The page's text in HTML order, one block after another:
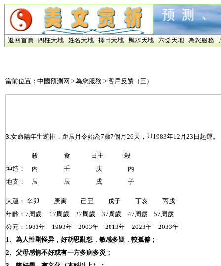
返回首頁 四柱天地 姓名天地 擇日天地 風水天地 六爻天地 為您服務
當前位置： 中國預測网 > 為您服務 > 客戶反饋（三）
3.女命陽年生逆排，距辰月令始為7歲7個月26天，即1983年12月23日起運。
殺 食 日主 殺
坤造： 丙 壬 庚 丙
地支： 辰 辰 戌 子
大運： 辛卯 庚寅 己丑 戊子 丁亥 丙戌
年齡：7周歲 17周歲 27周歲 37周歲 47周歲 57周歲
公元：1983年 1993年 2003年 2013年 2023年 2033年
1、為人性剛怪异，好胡思亂想，敏感多疑，較孤僻；
2、父母感情不好或有一方多病多災；